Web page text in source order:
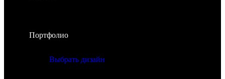
Портфолио
Выбрать дизайн